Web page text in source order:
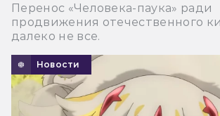
Перенос «Человека-паука» ради
продвижения отечественного
далеко не все.
Новости